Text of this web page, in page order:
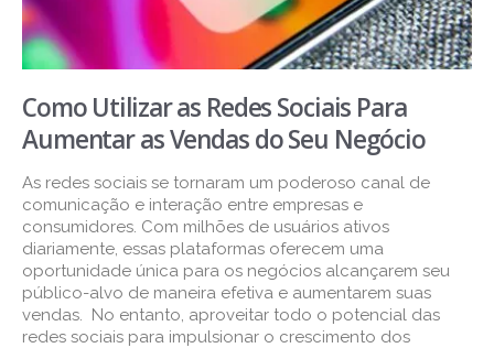
Como Utilizar as Redes Sociais Para
Aumentar as Vendas do Seu Negócio
As redes sociais se tornaram um poderoso canal de
comunicação e interação entre empresas e
consumidores. Com milhões de usuários ativos
diariamente, essas plataformas oferecem uma
oportunidade única para os negócios alcançarem seu
público-alvo de maneira efetiva e aumentarem suas
vendas. No entanto, aproveitar todo o potencial das
redes sociais para impulsionar o crescimento dos